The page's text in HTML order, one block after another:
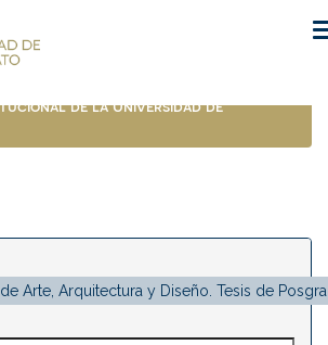
de la Universidad de